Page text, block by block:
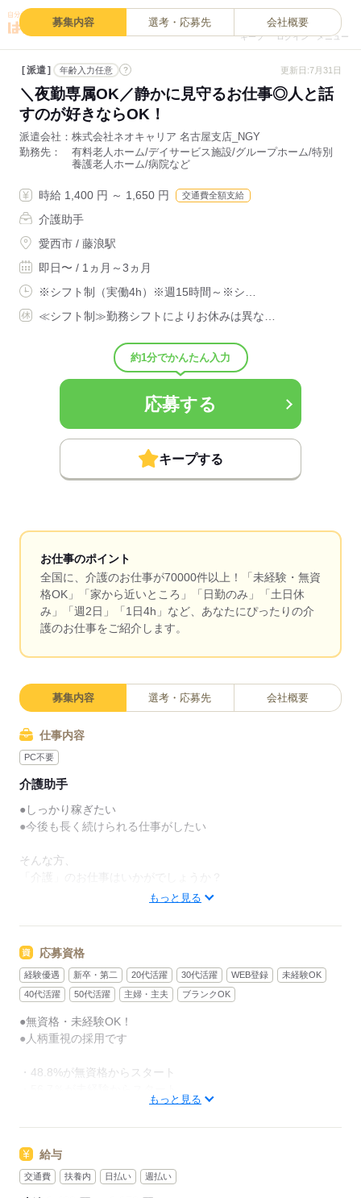
キープ ログイン メニュー
募集内容 選考・応募先 会社概要
派遣 年齢入力任意 ? 更新日:7月31日
＼夜勤専属OK／静かに見守るお仕事◎人と話
すのが好きならOK！
派遣会社
株式会社ネオキャリア 名古屋支店_NGY
勤務先
有料老人ホーム/デイサービス施設/グループホーム/特別
養護老人ホーム/病院など
時給 1,400 円 ～ 1,650 円 交通費全額支給
介護助手
愛西市 / 藤浪駅
即日〜 / 1ヵ月～3ヵ月
※シフト制（実働4h）※週15時間～※シ…
≪シフト制≫勤務シフトによりお休みは異な…
約1分でかんたん入力
応募する
キープする
お仕事のポイント
全国に、介護のお仕事が70000件以上！「未経験・無資
格OK」「家から近いところ」「日勤のみ」「土日休
み」「週2日」「1日4h」など、あなたにぴったりの介
護のお仕事をご紹介します。
募集内容 選考・応募先 会社概要
仕事内容
PC不要
介護助手
●しっかり稼ぎたい
●今後も長く続けられる仕事がしたい
そんな方、
経験や資格がまったくいらない
“サポート”的なお仕事が増えてるんです。
たとえば、未経験・無資格の
新人さんにお任せするのは
リネン（シーツ・枕カバー・タオル類）
の補充・運搬 など
本当に誰でもできる
カンタンなお仕事ばかり。
お仕事に慣れてきたら、少しずつ
専門的なこともお任せしていきます。
（食事・入浴・お手洗いのサポートなど）
もっと見る
応募資格
経験優遇 新卒・第二 20代活躍 30代活躍 WEB登録
未経験OK
40代活躍
50代活躍 主婦・主夫 ブランクOK
●無資格・未経験OK！
●人柄重視の採用です
・48.8%が無資格からスタート
資格がとれるまでは無資格・未経験でも
もっと見る
給与
交通費 扶養内 日払い 週払い